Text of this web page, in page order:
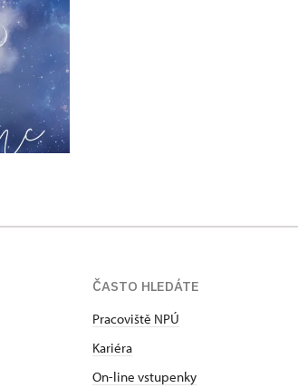
ČASTO HLEDÁTE
Pracoviště NPÚ
Kariéra
On-line vstupenky